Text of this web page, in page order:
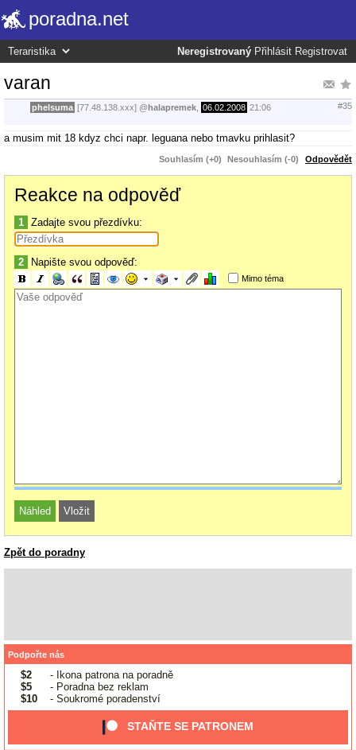
poradna.net
Neregistrovaný Přihlásit Registrovat
varan
phelsuma [77.48.138.xxx] @halapremek 06.02.2008 21:06 #35
a musim mit 18 kdyz chci napr. leguana nebo tmavku prihlasit?
Souhlasím (+0) Nesouhlasím (-0) Odpovědět
Reakce na odpověď
1 Zadajte svou přezdívku:
2 Napište svou odpověď:
Mimo téma
Zpět do poradny
Podpořte nás
$2
- Ikona patrona na poradně
$5
- Poradna bez reklam
$10
- Soukromé poradenství
STAŇTE SE PATRONEM